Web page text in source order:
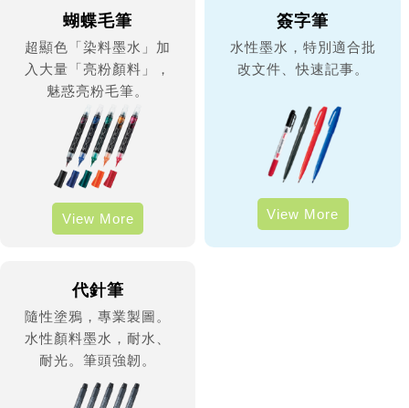
蝴蝶毛筆
超顯色「染料墨水」加
入大量「亮粉顏料」，
魅惑亮粉毛筆。
View More
簽字筆
水性墨水，特別適合批
改文件、快速記事。
View More
代針筆
隨性塗鴉，專業製圖。
水性顏料墨水，耐水、
耐光。筆頭強韌。